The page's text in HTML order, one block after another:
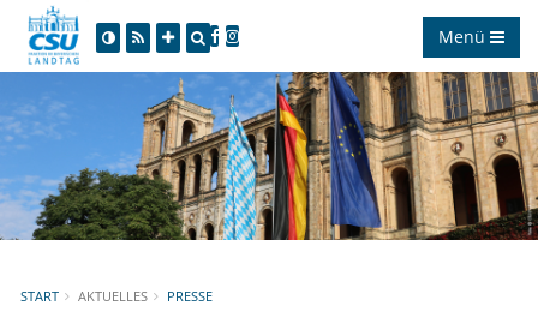
Menü
START AKTUELLES PRESSE